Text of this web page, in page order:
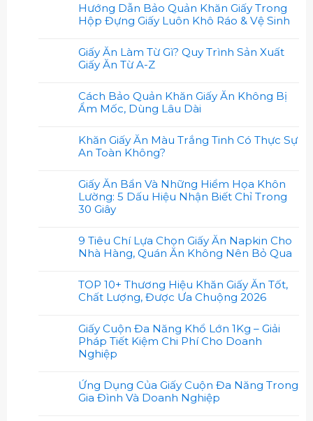
Hướng Dẫn Bảo Quản Khăn Giấy Trong
Hộp Đựng Giấy Luôn Khô Ráo & Vệ Sinh
Giấy Ăn Làm Từ Gì? Quy Trình Sản Xuất
Giấy Ăn Từ A-Z
Cách Bảo Quản Khăn Giấy Ăn Không Bị
Ẩm Mốc, Dùng Lâu Dài
Khăn Giấy Ăn Màu Trắng Tinh Có Thực Sự
An Toàn Không?
Giấy Ăn Bẩn Và Những Hiểm Họa Khôn
Lường: 5 Dấu Hiệu Nhận Biết Chỉ Trong
30 Giây
9 Tiêu Chí Lựa Chọn Giấy Ăn Napkin Cho
Nhà Hàng, Quán Ăn Không Nên Bỏ Qua
TOP 10+ Thương Hiệu Khăn Giấy Ăn Tốt,
Chất Lượng, Được Ưa Chuộng 2026
Giấy Cuộn Đa Năng Khổ Lớn 1Kg – Giải
Pháp Tiết Kiệm Chi Phí Cho Doanh
Nghiệp
Ứng Dụng Của Giấy Cuộn Đa Năng Trong
Gia Đình Và Doanh Nghiệp